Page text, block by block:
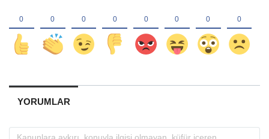
YORUMLAR